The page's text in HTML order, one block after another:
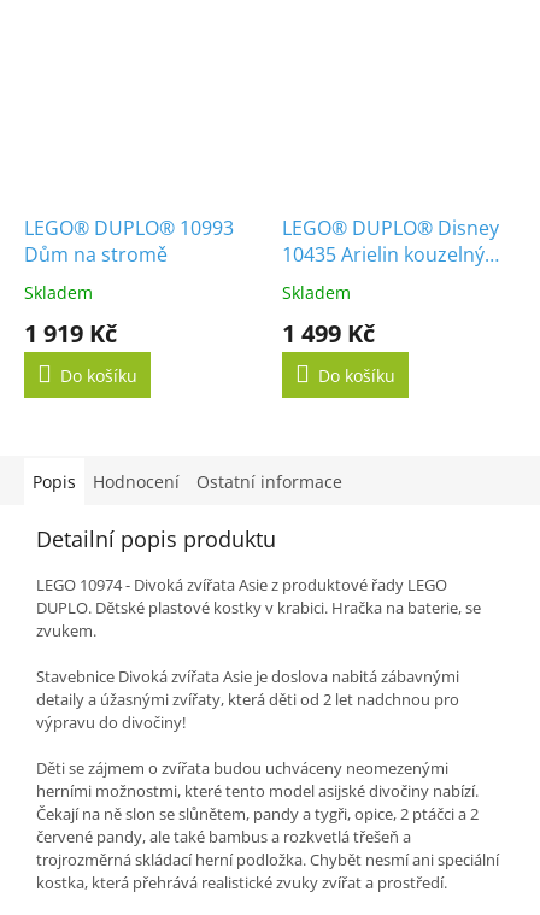
LEGO® DUPLO® 10993
Dům na stromě
Skladem
1 919 Kč
Do košíku
LEGO® DUPLO® Disney
10435 Arielin kouzelný
podmořský palác
Skladem
1 499 Kč
Do košíku
Popis Hodnocení Ostatní informace
Detailní popis produktu
LEGO 10974 - Divoká zvířata Asie z produktové řady LEGO
DUPLO. Dětské plastové kostky v krabici. Hračka na baterie, se
zvukem.
Stavebnice Divoká zvířata Asie je doslova nabitá zábavnými
detaily a úžasnými zvířaty, která děti od 2 let nadchnou pro
výpravu do divočiny!
Děti se zájmem o zvířata budou uchváceny neomezenými
herními možnostmi, které tento model asijské divočiny nabízí.
Čekají na ně slon se slůnětem, pandy a tygři, opice, 2 ptáčci a 2
červené pandy, ale také bambus a rozkvetlá třešeň a
trojrozměrná skládací herní podložka. Chybět nesmí ani speciální
kostka, která přehrává realistické zvuky zvířat a prostředí.